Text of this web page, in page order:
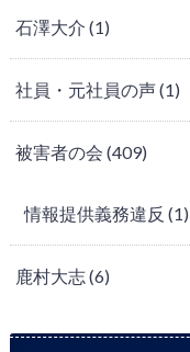
石澤大介 (1)
社員・元社員の声(1)
被害者の会 (409)
情報提供義務違反 (1)
鹿村大志(6)